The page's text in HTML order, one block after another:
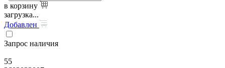
в корзину
загрузка...
Добавлен
Запрос наличия
55